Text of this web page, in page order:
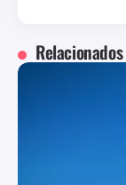
Relacionados